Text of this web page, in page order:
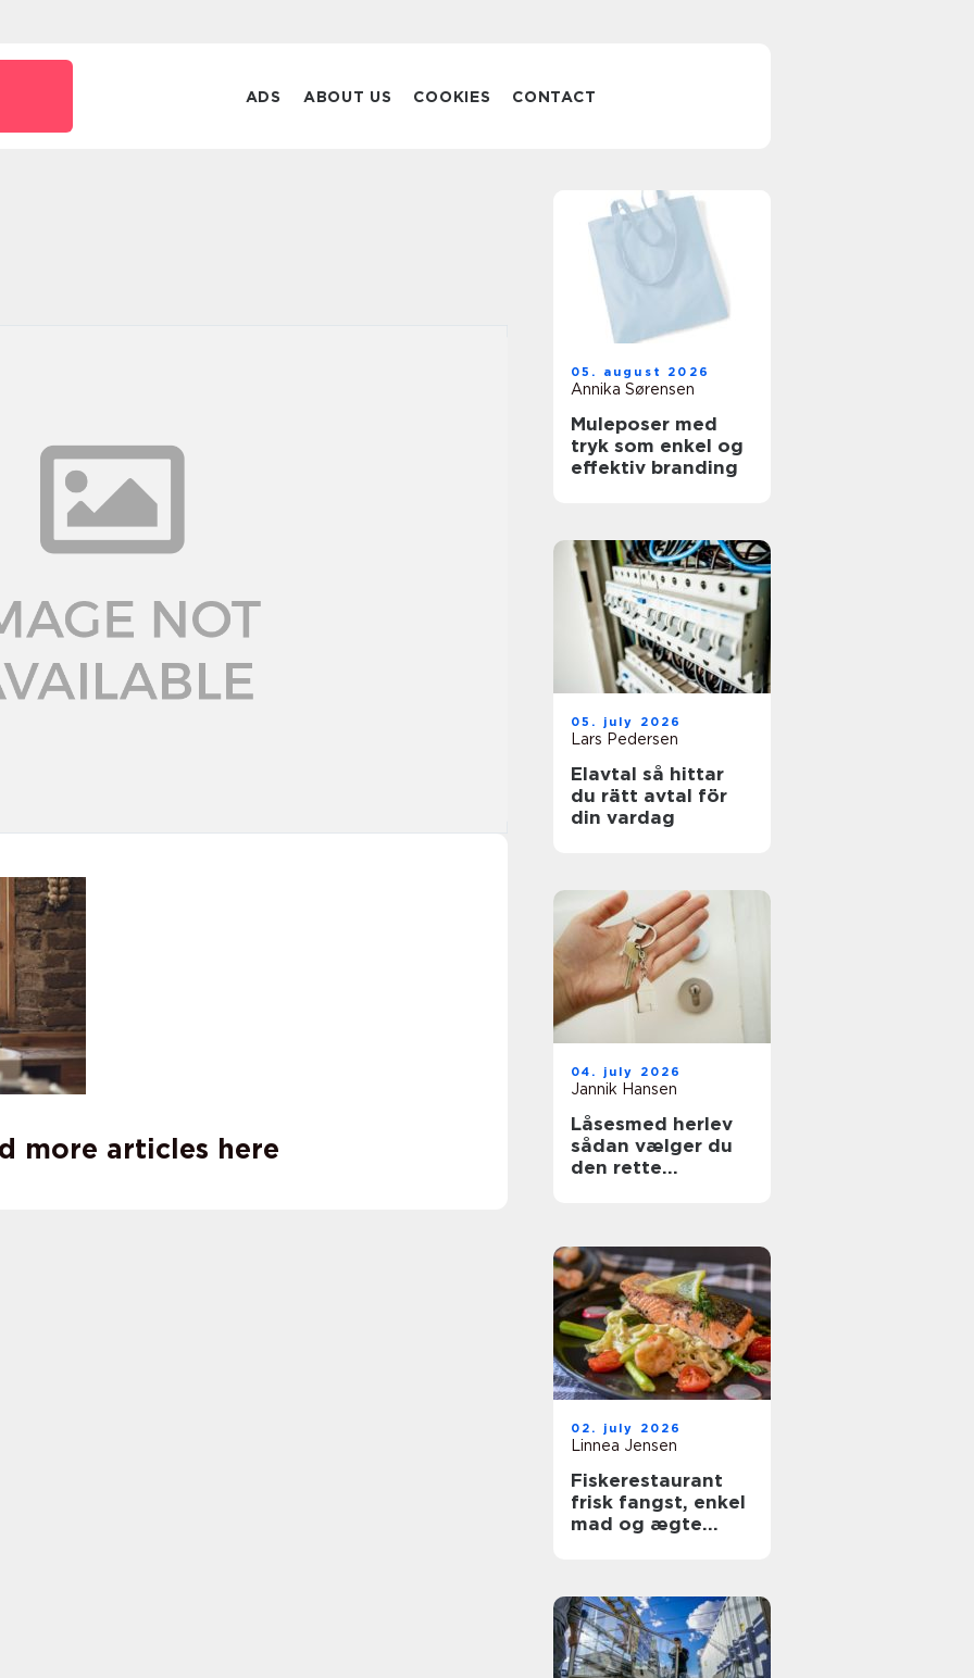
ADS ABOUT US COOKIES CONTACT
more articles here
05. august 2026
Annika Sørensen
Muleposer med
tryk som enkel og
effektiv branding
05. july 2026
Lars Pedersen
Elavtal så hittar
du rätt avtal för
din vardag
04. july 2026
Jannik Hansen
Låsesmed herlev
sådan vælger du
den rette
02. july 2026
Linnea Jensen
Fiskerestaurant
frisk fangst, enkel
mad og ægte